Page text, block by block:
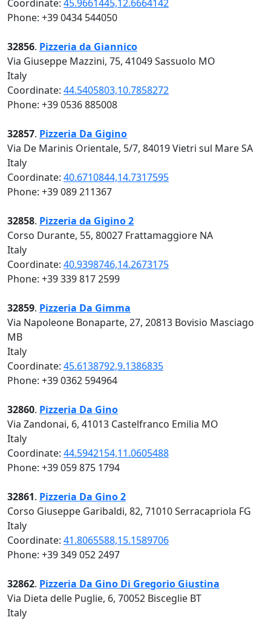
Coordinate: 45.9661445,12.6664142
Phone: +39 0434 544050
32856. Pizzeria da Giannico
Via Giuseppe Mazzini, 75, 41049 Sassuolo MO
Italy
Coordinate: 44.5405803,10.7858272
Phone: +39 0536 885008
32857. Pizzeria Da Gigino
Via De Marinis Orientale, 5/7, 84019 Vietri sul Mare SA
Italy
Coordinate: 40.6710844,14.7317595
Phone: +39 089 211367
32858. Pizzeria da Gigino 2
Corso Durante, 55, 80027 Frattamaggiore NA
Italy
Coordinate: 40.9398746,14.2673175
Phone: +39 339 817 2599
32859. Pizzeria Da Gimma
Via Napoleone Bonaparte, 27, 20813 Bovisio Masciago
MB
Italy
Coordinate: 45.6138792,9.1386835
Phone: +39 0362 594964
32860. Pizzeria Da Gino
Via Zandonai, 6, 41013 Castelfranco Emilia MO
Italy
Coordinate: 44.5942154,11.0605488
Phone: +39 059 875 1794
32861. Pizzeria Da Gino 2
Corso Giuseppe Garibaldi, 82, 71010 Serracapriola FG
Italy
Coordinate: 41.8065588,15.1589706
Phone: +39 349 052 2497
32862. Pizzeria Da Gino Di Gregorio Giustina
Via Dieta delle Puglie, 6, 70052 Bisceglie BT
Italy